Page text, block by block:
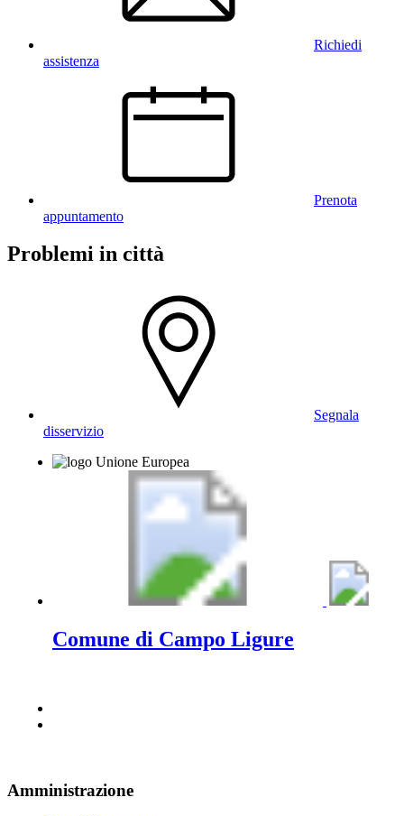
Richiedi
assistenza
Prenota
appuntamento
Problemi in città
Segnala
disservizio
Comune di Campo Ligure
Amministrazione